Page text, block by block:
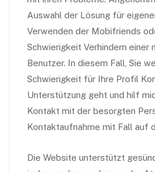
Auswahl der Lösung für
Verwenden der Mobifriends
Schwierigkeit Verhindern einer
Benutzer. In diesem Fall, Sie
Schwierigkeit für Ihre Profil
Unterstützung geht und hilf
Kontakt mit der besorgten
Kontaktaufnahme mit Fall auf
Die Website unterstützt